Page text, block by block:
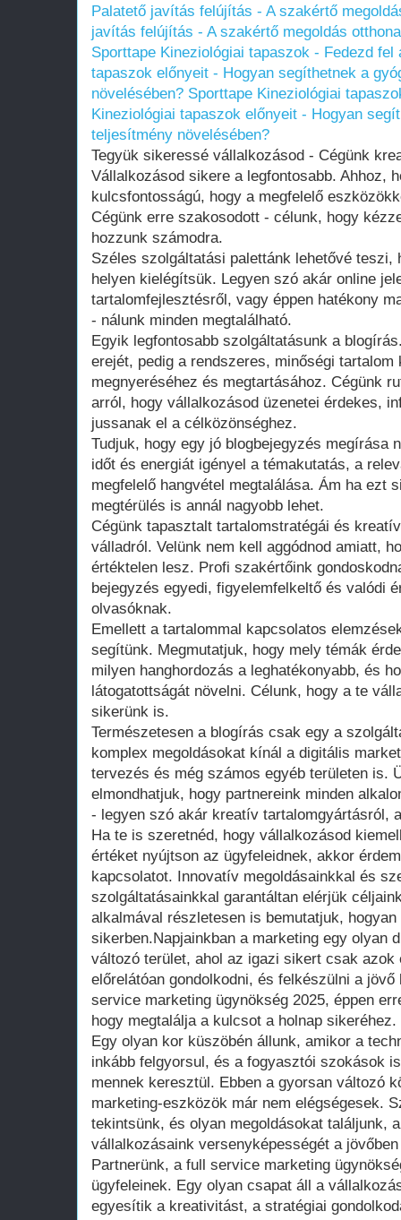
Palatető javítás felújítás - A szakértő
javítás felújítás - A szakértő megoldás
Sporttape Kineziológiai tapaszok - Fedezd fel
tapaszok előnyeit - Hogyan segíthetnek a
növelésében? Sporttape Kineziológiai
Kineziológiai tapaszok előnyeit - Hogyan
teljesítmény növelésében?
Tegyük sikeressé vállalkozásod - Cégünk
Vállalkozásod sikere a legfontosabb. Ahhoz,
kulcsfontosságú, hogy a megfelelő
Cégünk erre szakosodott - célunk, hogy
hozzunk számodra.
Széles szolgáltatási palettánk lehetővé teszi,
helyen kielégítsük. Legyen szó akár online
tartalomfejlesztésről, vagy éppen hatékony
- nálunk minden megtalálható.
Egyik legfontosabb szolgáltatásunk a
erejét, pedig a rendszeres, minőségi
megnyeréséhez és megtartásához. Cégünk
arról, hogy vállalkozásod üzenetei érdekes,
jussanak el a célközönséghez.
Tudjuk, hogy egy jó blogbejegyzés megírása
időt és energiát igényel a témakutatás, a
megfelelő hangvétel megtalálása. Ám ha ezt
megtérülés is annál nagyobb lehet.
Cégünk tapasztalt tartalomstratégái és
válladról. Velünk nem kell aggódnod amiatt,
értéktelen lesz. Profi szakértőink
bejegyzés egyedi, figyelemfelkeltő és valódi
olvasóknak.
Emellett a tartalommal kapcsolatos
segítünk. Megmutatjuk, hogy mely témák
milyen hanghordozás a leghatékonyabb, és
látogatottságát növelni. Célunk, hogy a te
sikerünk is.
Természetesen a blogírás csak egy a
komplex megoldásokat kínál a digitális
tervezés és még számos egyéb területen is.
elmondhatjuk, hogy partnereink minden
- legyen szó akár kreatív tartalomgyártásról,
Ha te is szeretnéd, hogy vállalkozásod
értéket nyújtson az ügyfeleidnek, akkor
kapcsolatot. Innovatív megoldásainkkal és
szolgáltatásainkkal garantáltan elérjük
alkalmával részletesen is bemutatjuk,
sikerben.Napjainkban a marketing egy olyan
változó terület, ahol az igazi sikert csak
előrelátóan gondolkodni, és felkészülni a
service marketing ügynökség 2025, éppen
hogy megtalálja a kulcsot a holnap sikeréhez.
Egy olyan kor küszöbén állunk, amikor a
inkább felgyorsul, és a fogyasztói szokások
mennek keresztül. Ebben a gyorsan változó
marketing-eszközök már nem elégségesek.
tekintsünk, és olyan megoldásokat találjunk,
vállalkozásaink versenyképességét a
Partnerünk, a full service marketing
ügyfeleinek. Egy olyan csapat áll a
egyesítik a kreativitást, a stratégiai